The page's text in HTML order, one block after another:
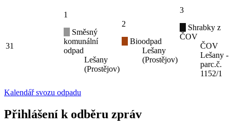
31
1
Směsný
komunální
odpad
Lešany
(Prostějov)
2
Bioodpad
Lešany
(Prostějov)
3
Shrabky z
ČOV
ČOV
Lešany -
parc.č.
1152/1
Kalendář svozu odpadu
Přihlášení k odběru zpráv